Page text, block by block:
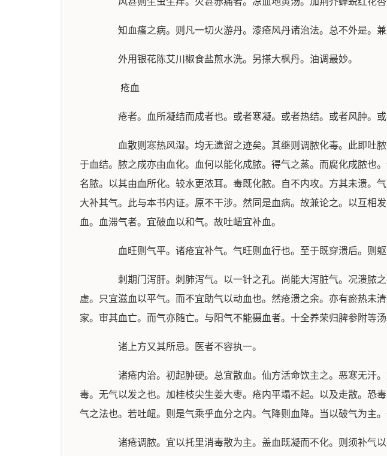
知血瘙之病。则凡一切火游丹。漆疮风丹诸治法。总不外是。兼
外用银花陈艾川椒食盐煎水洗。另搽大枫丹。油调最妙。
疮血
疮者。血所凝结而成者也。或者寒凝。或者热结。或者风肿。或
血散则寒热风湿。均无遗留之迹矣。其继则调脓化毒。此即吐脓
于血结。脓之成亦由血化。血何以能化成脓。得气之蒸。而腐化成脓也
名脓。以其由血所化。较水更浓耳。毒既化脓。自不内攻。方其未溃。
大补其气。此与本书内证。原不干涉。然同是血病。故兼论之。以互相
血。血滞气者。宜破血以和气。故吐衄宜补血。
血旺则气平。诸疮宜补气。气旺则血行也。至于既穿溃后。则躯
刺期门泻肝。刺肺泻气。以一针之孔。尚能大泻脏气。况溃脓之
虚。只宜滋血以平气。而不宜助气以动血也。然疮溃之余。亦有瘀热未
家。审其血亡。而气亦随亡。与阳气不能摄血者。十全养荣归脾参附等
诸上方又其所忌。医者不容执一。
诸疮内治。初起肿硬。总宜散血。仙方活命饮主之。恶寒无汗。
毒。无气以发之也。加桂枝尖生姜大枣。疮内平塌不起。以及走散。恐
气之法也。若吐衄。则是气乘乎血分之内。气降则血降。当以破气为主。
诸疮调脓。宜以托里消毒散为主。盖血既凝而不化。则须补气以